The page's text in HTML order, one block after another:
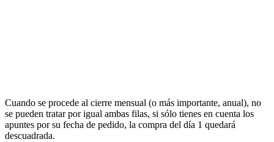
Cuando se procede al cierre mensual (o más importante, anual), no
se pueden tratar por igual ambas filas, si sólo tienes en cuenta los
apuntes por su fecha de pedido, la compra del día 1 quedará
descuadrada.